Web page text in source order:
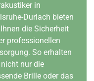
in
Durlach bieten
die Sicherheit
professionellen
So erhalten
nur die
Brille oder das